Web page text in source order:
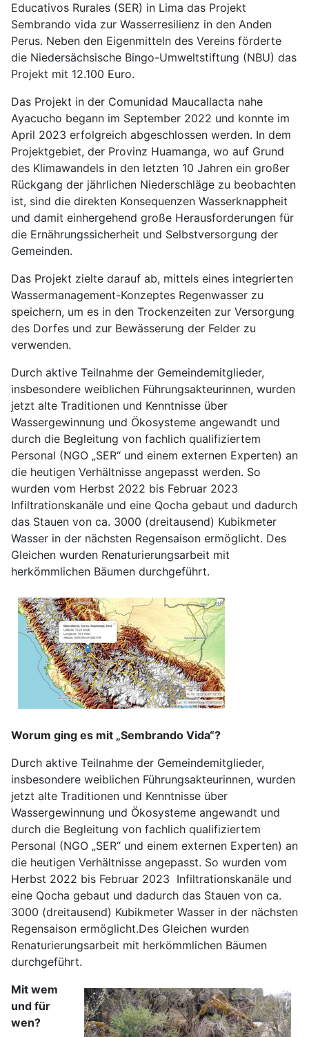
Educativos Rurales (SER) in Lima das Projekt
Sembrando vida zur Wasserresilienz in den Anden
Perus. Neben den Eigenmitteln des Vereins förderte
die Niedersächsische Bingo-Umweltstiftung (NBU) das
Projekt mit 12.100 Euro.
Das Projekt in der Comunidad Maucallacta nahe
Ayacucho begann im September 2022 und konnte im
April 2023 erfolgreich abgeschlossen werden. In dem
Projektgebiet, der Provinz Huamanga, wo auf Grund
des Klimawandels in den letzten 10 Jahren ein großer
Rückgang der jährlichen Niederschläge zu beobachten
ist, sind die direkten Konsequenzen Wasserknappheit
und damit einhergehend große Herausforderungen für
die Ernährungssicherheit und Selbstversorgung der
Gemeinden.
Das Projekt zielte darauf ab, mittels eines integrierten
Wassermanagement-Konzeptes Regenwasser zu
speichern, um es in den Trockenzeiten zur Versorgung
des Dorfes und zur Bewässerung der Felder zu
verwenden.
Durch aktive Teilnahme der Gemeindemitglieder,
insbesondere weiblichen Führungsakteurinnen, wurden
jetzt alte Traditionen und Kenntnisse über
Wassergewinnung und Ökosysteme angewandt und
durch die Begleitung von fachlich qualifiziertem
Personal (NGO „SER“ und einem externen Experten) an
die heutigen Verhältnisse angepasst werden. So
wurden vom Herbst 2022 bis Februar 2023
Infiltrationskanäle und eine Qocha gebaut und dadurch
das Stauen von ca. 3000 (dreitausend) Kubikmeter
Wasser in der nächsten Regensaison ermöglicht. Des
Gleichen wurden Renaturierungsarbeit mit
herkömmlichen Bäumen durchgeführt.
Worum ging es mit „Sembrando Vida“?
Durch aktive Teilnahme der Gemeindemitglieder,
insbesondere weiblichen Führungsakteurinnen, wurden
jetzt alte Traditionen und Kenntnisse über
Wassergewinnung und Ökosysteme angewandt und
durch die Begleitung von fachlich qualifiziertem
Personal (NGO „SER“ und einem externen Experten) an
die heutigen Verhältnisse angepasst. So wurden vom
Herbst 2022 bis Februar 2023 Infiltrationskanäle und
eine Qocha gebaut und dadurch das Stauen von ca.
3000 (dreitausend) Kubikmeter Wasser in der nächsten
Regensaison ermöglicht.Des Gleichen wurden
Renaturierungsarbeit mit herkömmlichen Bäumen
durchgeführt.
Mit wem
und für
wen?